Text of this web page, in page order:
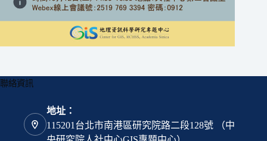
聯絡資訊
地址：
115201台北市南港區研究院路二段128號 （中